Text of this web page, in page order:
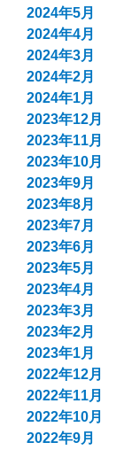
2024年5月
2024年4月
2024年3月
2024年2月
2024年1月
2023年12月
2023年11月
2023年10月
2023年9月
2023年8月
2023年7月
2023年6月
2023年5月
2023年4月
2023年3月
2023年2月
2023年1月
2022年12月
2022年11月
2022年10月
2022年9月